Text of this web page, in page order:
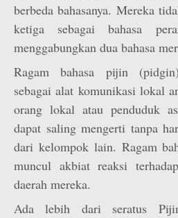
berbeda bahasanya. Mereka
ketiga sebagai bahasa
menggabungkan dua bahasa
Ragam bahasa pijin
sebagai alat komunikasi lokal
orang lokal atau penduduk
dapat saling mengerti tanpa
dari kelompok lain. Ragam
muncul akbiat reaksi
daerah mereka.
Ada lebih dari seratus